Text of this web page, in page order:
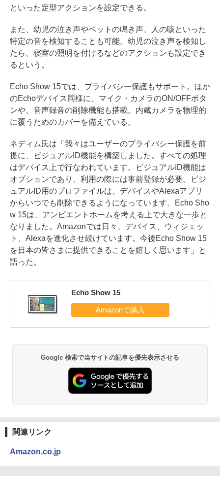
といった定型アクションを設定できる。
また、幼児の泣き声やペットの鳴き声、人の咳といった
特定の音を検知することも可能。幼児の泣き声を検知し
たら、寝室の照明を付けるなどのアクションも設定でき
るという。
Echo Show 15では、プライバシー保護もサポート。ほか
のEchoデバイス同様に、マイク・カメラのON/OFFボタ
ンや、音声録音の削除機能も搭載。内蔵カメラを物理的
に覆うためのカバーを備えている。
ネディム氏は「我々はユーザーのプライバシー保護を前
提に、ビジュアルID機能を構築しました。すべての処理
はデバイス上で行なわれています。ビジュアルID機能は
オプションであり、利用の際には事前登録が必要。ビジ
ュアルID用のプロファイルは、デバイスやAlexaアプリ
からいつでも削除できるようになっています。Echo Sho
w 15は、アンビエントホームを考える上で大きな一歩と
なりました。Amazonでは日々、デバイス、ウィジェッ
ト、Alexaを進化させ続けています。今後Echo Show 15
を日本の皆さまに提供できることを嬉しく思います」と
語った。
Echo Show 15
Google 検索で当サイトの記事を優先表示させる
関連リンク
Amazon.co.jp